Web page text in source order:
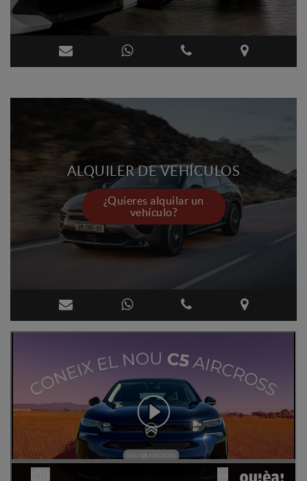
ALQUILER DE VEHÍCULOS
¿Quieres alquilar un
vehículo?